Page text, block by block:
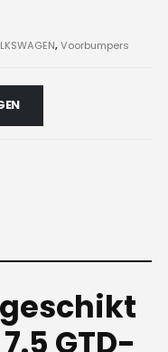
,Voorbumpers
geschikt
GTD-